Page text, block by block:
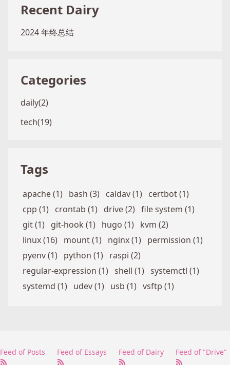
Recent Dairy
2024 年终总结
Categories
daily(2)
tech(19)
Tags
apache (1) bash (3) caldav (1) certbot (1)
cpp (1) crontab (1) drive (2) file system (1)
git (1) git-hook (1) hugo (1) kvm (2)
linux (16) mount (1) nginx (1) permission (1)
pyenv (1) python (1) raspi (2)
regular-expression (1) shell (1) systemctl (1)
systemd (1) udev (1) usb (1) vsftp (1)
Feed of Posts Feed of Essays Feed of Dairy Feed of "Drive"